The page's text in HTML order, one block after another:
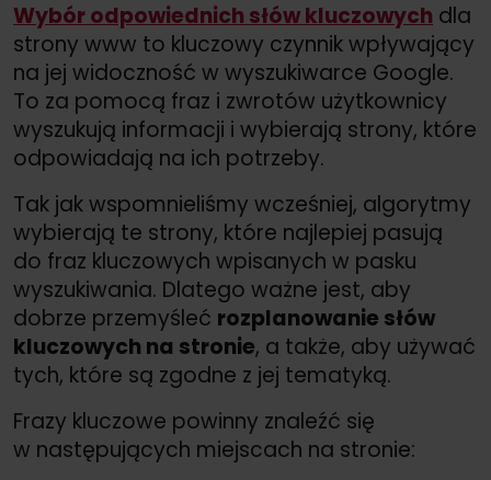
Wybór odpowiednich słów kluczowych dla
strony www to kluczowy czynnik wpływający
na jej widoczność w wyszukiwarce Google.
To za pomocą fraz i zwrotów użytkownicy
wyszukują informacji i wybierają strony, które
odpowiadają na ich potrzeby.
Tak jak wspomnieliśmy wcześniej, algorytmy
wybierają te strony, które najlepiej pasują
do fraz kluczowych wpisanych w pasku
wyszukiwania. Dlatego ważne jest, aby
dobrze przemyśleć rozplanowanie słów
kluczowych na stronie, a także, aby używać
tych, które są zgodne z jej tematyką.
Frazy kluczowe powinny znaleźć się
w następujących miejscach na stronie: